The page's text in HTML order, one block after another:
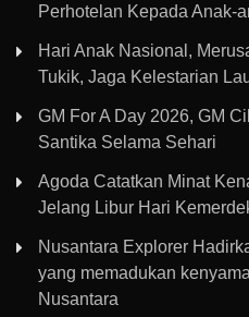
Perhotelan Kepada Anak-
Hari Anak Nasional,
Tukik, Jaga Kelestarian
GM For A Day 2026, GM
Santika Selama Sehari
Agoda Catatkan Minat
Jelang Libur Hari
Nusantara Explorer
yang memadukan
Nusantara